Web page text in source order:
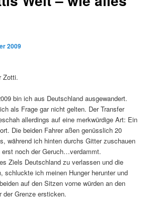
2009
Zotti.
bin ich aus Deutschland ausgewandert.
als Frage gar nicht gelten. Der Transfer
allerdings auf eine merkwürdige Art: Ein
Die beiden Fahrer aßen genüsslich 20
während ich hinten durchs Gitter zuschauen
erst noch der Geruch…verdammt.
Ziels Deutschland zu verlassen und die
schluckte ich meinen Hunger herunter und
auf den Sitzen vorne würden an den
der Grenze ersticken.